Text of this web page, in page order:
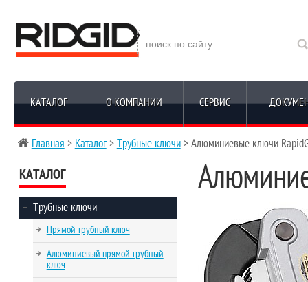
КАТАЛОГ О КОМПАНИИ СЕРВИС
Главная > Каталог> Трубные ключи> Алюминиевые ключи
КАТАЛОГ
Трубные ключи
Прямой трубный ключ
Алюминиевый прямой трубный
ключ